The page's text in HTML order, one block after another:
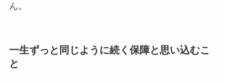
ん。
一生ずっと同じように続く保障と思い込むこ
と